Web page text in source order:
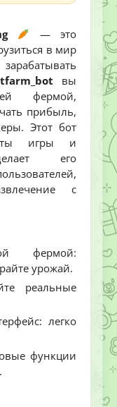
— это
в мир
вы
фермой,
прибыль,
Этот бот
игры и
его
с
фермой:
урожай.
реальные
легко
функции